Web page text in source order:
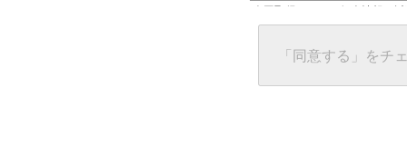
今回取得している個人情報は
任意の名前
グローバルIPアドレス
接続ホスト情報
５．個人情報に関す
「同意する」をチ